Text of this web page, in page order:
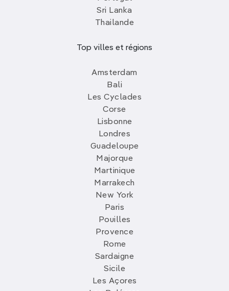
Sri Lanka
Thailande
Top villes et régions
Amsterdam
Bali
Les Cyclades
Corse
Lisbonne
Londres
Guadeloupe
Majorque
Martinique
Marrakech
New York
Paris
Pouilles
Provence
Rome
Sardaigne
Sicile
Les Açores